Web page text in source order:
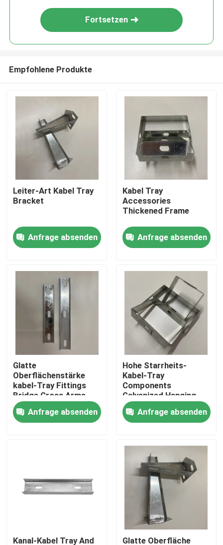
Produkte
Fabrik Tour
Qualitätskontrolle
Metallrohr-Installationen
Spreize-Rohr-Klammer
Fortsetzen
Empfohlene Produkte
Leiter-Art Kabel Tray
Bracket
Anfrage absenden
Kabel Tray
Accessories
Thickened Frame
Anfrage absenden
Glatte
Oberflächenstärke
kabel-Tray Fittings
Bridge Cross Arms
1.5mm
Anfrage absenden
Hohe Starrheits-
Kabel-Tray
Components
Galvanized Hanging
Frame-Klammern
Anfrage absenden
Kanal-Kabel Tray And Glatte Oberfläche